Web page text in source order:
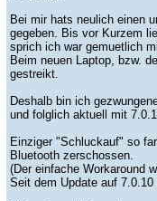
Bei mir hats neulich einen
gegeben. Bis vor Kurzem
sprich ich war gemuetlich
Beim neuen Laptop, bzw.
gestreikt.
Deshalb bin ich
und folglich aktuell mit
Einziger "Schluckauf" so
Bluetooth zerschossen.
(Der einfache Workaround
Seit dem Update auf